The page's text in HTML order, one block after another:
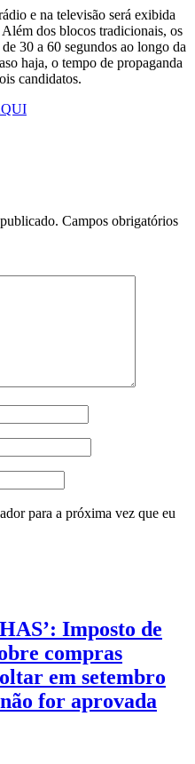
e na televisão será exibida
dos blocos tradicionais, os
30 a 60 segundos ao longo da
haja, o tempo de propaganda
candidatos.
Campos obrigatórios
para a próxima vez que eu
Imposto de
compras
em setembro
for aprovada